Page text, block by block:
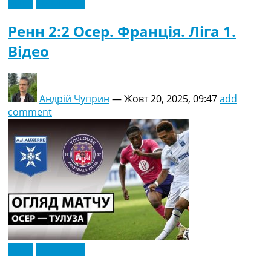
Ренн 2:2 Осер. Франція. Ліга 1.
Відео
Андрій Чуприн —Жовт 20, 2025, 09:47add
comment